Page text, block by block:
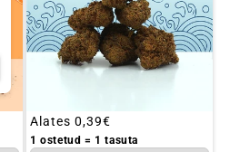
Tavaline
hind
Alates 0,39€
1 ostetud = 1 tasuta